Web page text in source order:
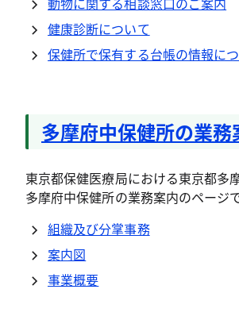
健康診断について
保健所で保有する台帳の情報に
多摩府中保健所の業務
東京都保健医療局における東京都多
多摩府中保健所の業務案内のページで
組織及び分掌事務
案内図
事業概要